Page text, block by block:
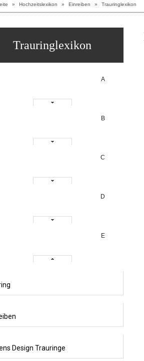
» Hochzeitslexikon » Einreiben » Trauringlexikon
Trauringlexikon
A
B
C
D
E
Design Trauringe